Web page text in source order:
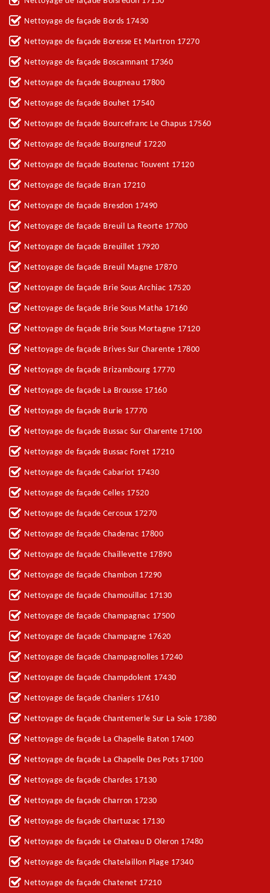
Nettoyage de façade Bords 17430
Nettoyage de façade Boresse Et Martron 17270
Nettoyage de façade Boscamnant 17360
Nettoyage de façade Bougneau 17800
Nettoyage de façade Bouhet 17540
Nettoyage de façade Bourcefranc Le Chapus 17560
Nettoyage de façade Bourgneuf 17220
Nettoyage de façade Boutenac Touvent 17120
Nettoyage de façade Bran 17210
Nettoyage de façade Bresdon 17490
Nettoyage de façade Breuil La Reorte 17700
Nettoyage de façade Breuillet 17920
Nettoyage de façade Breuil Magne 17870
Nettoyage de façade Brie Sous Archiac 17520
Nettoyage de façade Brie Sous Matha 17160
Nettoyage de façade Brie Sous Mortagne 17120
Nettoyage de façade Brives Sur Charente 17800
Nettoyage de façade Brizambourg 17770
Nettoyage de façade La Brousse 17160
Nettoyage de façade Burie 17770
Nettoyage de façade Bussac Sur Charente 17100
Nettoyage de façade Bussac Foret 17210
Nettoyage de façade Cabariot 17430
Nettoyage de façade Celles 17520
Nettoyage de façade Cercoux 17270
Nettoyage de façade Chadenac 17800
Nettoyage de façade Chaillevette 17890
Nettoyage de façade Chambon 17290
Nettoyage de façade Chamouillac 17130
Nettoyage de façade Champagnac 17500
Nettoyage de façade Champagne 17620
Nettoyage de façade Champagnolles 17240
Nettoyage de façade Champdolent 17430
Nettoyage de façade Chaniers 17610
Nettoyage de façade Chantemerle Sur La Soie 17380
Nettoyage de façade La Chapelle Baton 17400
Nettoyage de façade La Chapelle Des Pots 17100
Nettoyage de façade Chardes 17130
Nettoyage de façade Charron 17230
Nettoyage de façade Chartuzac 17130
Nettoyage de façade Le Chateau D Oleron 17480
Nettoyage de façade Chatelaillon Plage 17340
Nettoyage de façade Chatenet 17210